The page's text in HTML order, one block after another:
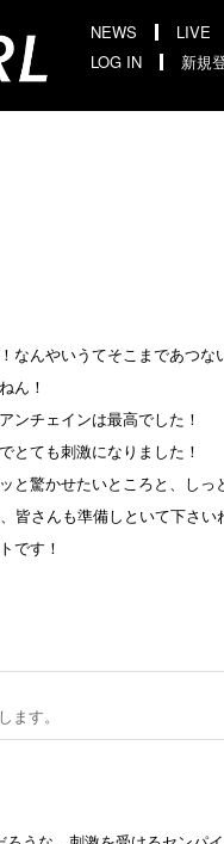
NEWS LIVE
LOG IN
新規
なんやいうてそこまであつな
ん！
ンチェインは最高でした！
とても刺激になりました！
と驚かせたいところと、し
皆さんも準備しといて下さい
です！
ます。